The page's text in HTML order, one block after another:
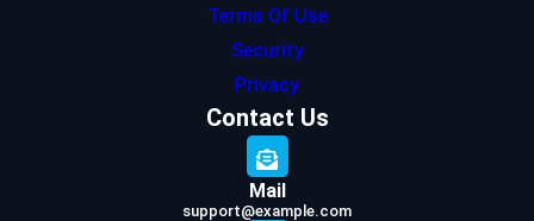
Terms Of Use
Security
Privacy
Contact Us
Mail
support@example.com